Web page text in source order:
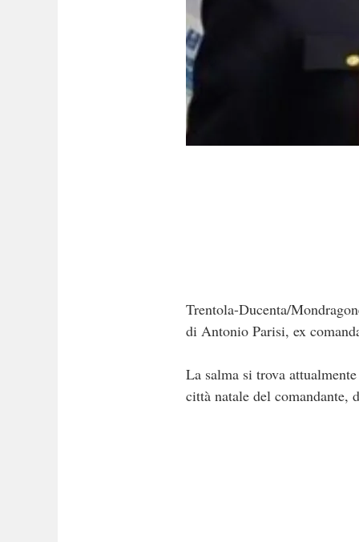
Trentola-Ducenta/
di Antonio Parisi, ex
La salma si trova
città natale del comandante,